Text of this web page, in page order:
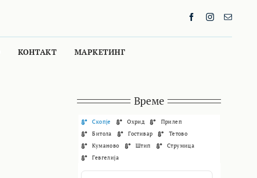
КОНТАКТ МАРКЕТИНГ
Време
Скопје Охрид
Прилеп
Битола
Гостивар
Тетово
Куманово
Штип
Струмица
Гевгелија